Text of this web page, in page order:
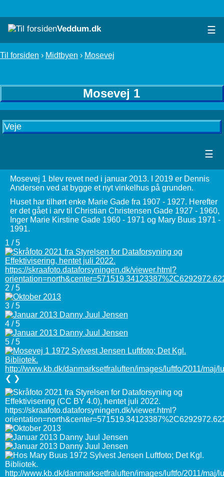
Veddum.dk ☰
Til forsiden › Midtbyen › Mosevej
Mosevej 1
Veje
☰
Mosevej 1 blev revet ned i januar 2013. I 2019 er Dennis
Andersen ved at bygge et nyt vinkelhus på grunden.
Huset har tilhørt enke Marie Gade fra 1907 - 1927. Herefter
er det gået i arv til Christian Christensen Gade 1927 - 1960,
Inger Marie Kirstine Gade 1960 - 1971 og Mary Buus 1971 -
1991.
1 / 5
2 / 5
3 / 5
4 / 5
5 / 5
❮ ❯